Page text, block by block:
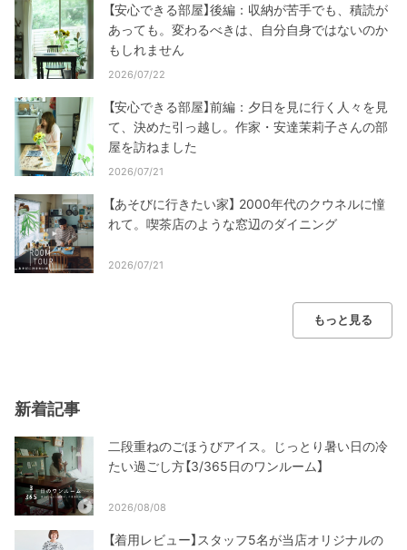
【安心できる部屋】後編：収納が苦手でも、積読が
あっても。変わるべきは、自分自身ではないのか
もしれません
2026/07/22
【安心できる部屋】前編：夕日を見に行く人々を見
て、決めた引っ越し。作家・安達茉莉子さんの部
屋を訪ねました
2026/07/21
【あそびに行きたい家】 2000年代のクウネルに憧
れて。喫茶店のような窓辺のダイニング
2026/07/21
もっと見る
新着記事
二段重ねのごほうびアイス。じっとり暑い日の冷
たい過ごし方【3/365日のワンルーム】
2026/08/08
【着用レビュー】スタッフ5名が当店オリジナルの